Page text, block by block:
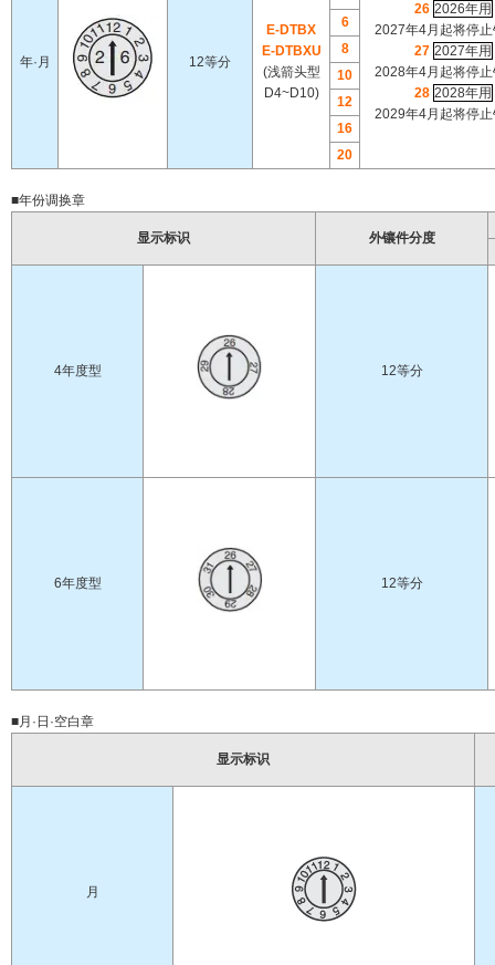
年·月 12等分
E-DTBX
E-DTBXU
(浅箭头型
D4~D10)
26 2026年用
2027年4月起将停止
27 2027年用
2028年4月起将停止
28 2028年用
2029年4月起将停止
6
8
10
12
16
20
■年份调换章
显示标识 外镶件分度
4年度型 12等分
6年度型 12等分
■月·日·空白章
显示标识
月